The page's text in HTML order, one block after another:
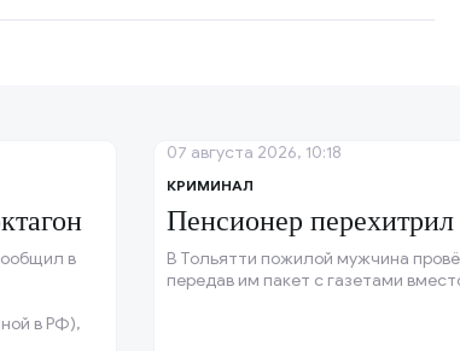
в
в РФ),
КРИМИНАЛ
Пенсионер
В Тольятти пожилой мужчина
передав им пакет с газетами
07 августа 2026, 10:18